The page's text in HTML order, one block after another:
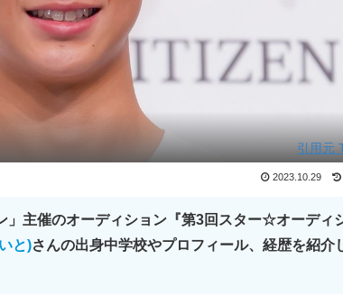
引用元
2023.10.29
主催のオーディション『第3回スター☆オーディ
と)さんの出身中学校やプロフィール、経歴を紹介